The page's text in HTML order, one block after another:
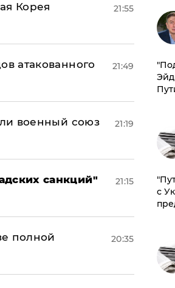
Корея
21:55
атакованного
21:49
военный союз
21:19
санкций"
21:15
полной
20:35
с